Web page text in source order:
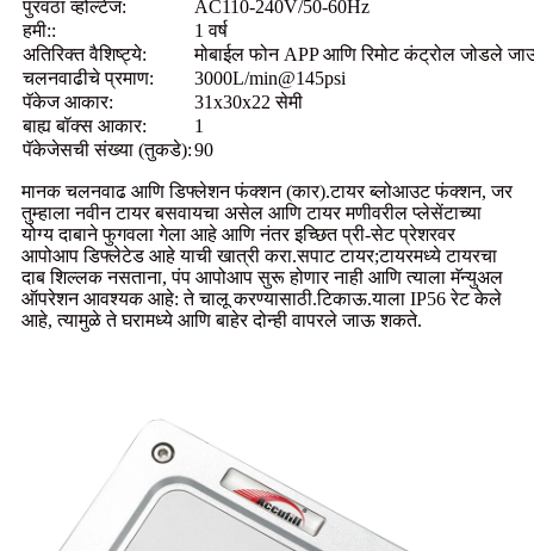
पुरवठा व्होल्टेज:
AC110-240V/50-60Hz
हमी::
1 वर्ष
अतिरिक्त वैशिष्ट्ये:
मोबाईल फोन APP आणि रिमोट कंट्रोल जोडले
चलनवाढीचे प्रमाण:
3000L/min@145psi
पॅकेज आकार:
31x30x22 सेमी
बाह्य बॉक्स आकार:
1
पॅकेजेसची संख्या (तुकडे):90
मानक चलनवाढ आणि डिफ्लेशन फंक्शन (कार).टायर ब्लोआउट फंक्शन, जर
तुम्हाला नवीन टायर बसवायचा असेल आणि टायर मणीवरील प्लेसेंटाच्या
योग्य दाबाने फुगवला गेला आहे आणि नंतर इच्छित प्री-सेट प्रेशरवर
आपोआप डिफ्लेटेड आहे याची खात्री करा.सपाट टायर;टायरमध्ये टायरचा
दाब शिल्लक नसताना, पंप आपोआप सुरू होणार नाही आणि त्याला मॅन्युअल
ऑपरेशन आवश्यक आहे: ते चालू करण्यासाठी.टिकाऊ.याला IP56 रेट केले
आहे, त्यामुळे ते घरामध्ये आणि बाहेर दोन्ही वापरले जाऊ शकते.